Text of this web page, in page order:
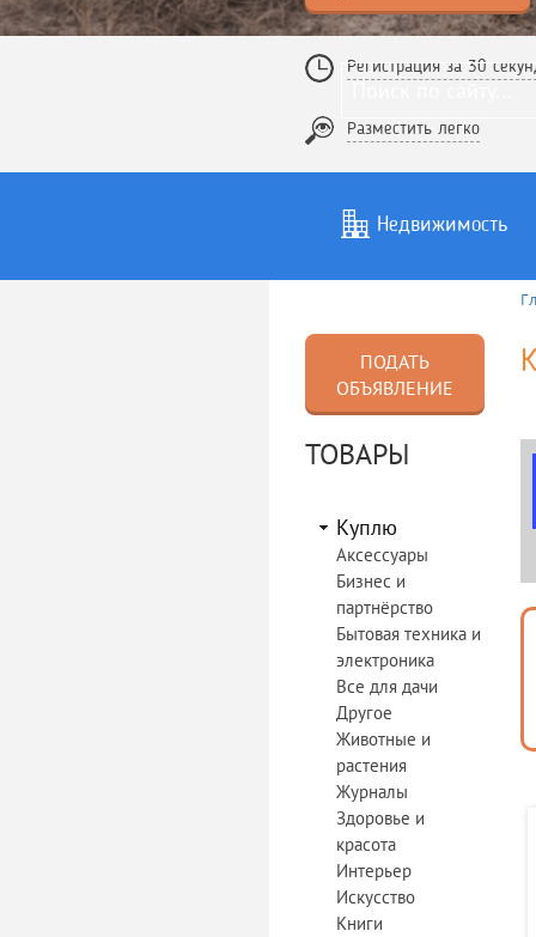
Регистрация за 30
Разместить легко
Недвижимость
Услуги
ПОДАТЬ
ОБЪЯВЛЕНИЕ
ТОВАРЫ
Куплю
Аксессуары
Бизнес и
партнёрство
Бытовая техника и
электроника
Все для дачи
Другое
Животные и
растения
Журналы
Здоровье и
красота
Интерьер
Искусство
Книги